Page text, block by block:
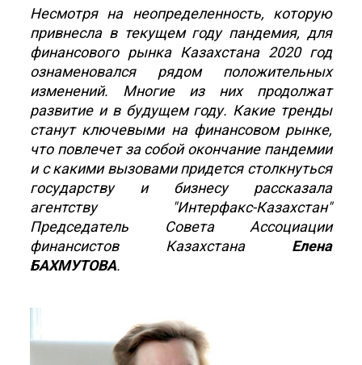
Несмотря на неопределенность, которую
привнесла в текущем году пандемия, для
финансового рынка Казахстана 2020 год
ознаменовался рядом положительных
изменений. Многие из них продолжат
развитие и в будущем году. Какие тренды
станут ключевыми на финансовом рынке,
что повлечет за собой окончание пандемии
и с какими вызовами придется столкнуться
государству и бизнесу рассказала
агентству "Интерфакс-Казахстан"
Председатель Совета Ассоциации
финансистов Казахстана Елена
БАХМУТОВА.